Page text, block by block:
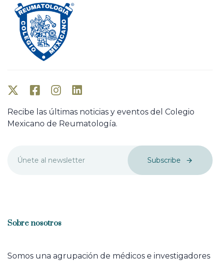
Recibe las últimas noticias y eventos del Colegio
Mexicano de Reumatología.
Subscribe
Sobre nosotros
Somos una agrupación de médicos e investigadores